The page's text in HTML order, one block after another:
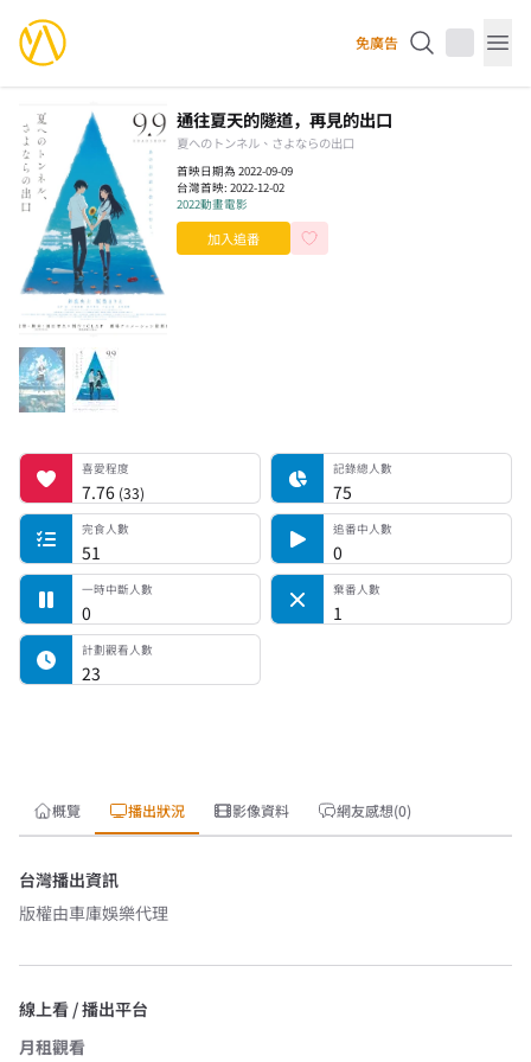
YourAnimes 你的動畫 免廣告
通往夏天的隧道，再見的出口
夏へのトンネル、さよならの出口
首映日期為 2022-09-09
台灣首映: 2022-12-02
2022動畫電影
加入追番
喜愛程度喜愛程度
7.76 (33)
記錄總人數 記錄總人數
75
完食人數
完食人數
51
追番中人數
追番中人數
0
一時中斷人數
一時中斷人數
0
棄番人數
棄番人數
1
計劃觀看人數
計劃觀看人數
23
概覽 播出狀況 影像資料 網友感想(0)
台灣播出資訊
版權由車庫娛樂代理
線上看 / 播出平台
月租觀看